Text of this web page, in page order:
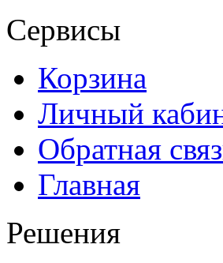
Сервисы
Корзина
Личный
Обратная
Главная
Решения